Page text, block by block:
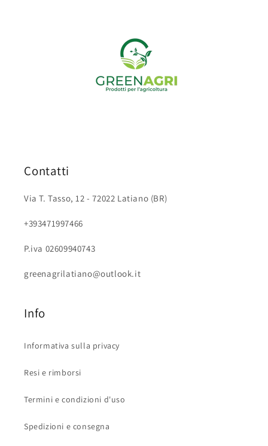
Contatti
Via T. Tasso, 12 - 72022 Latiano (BR)
+393471997466
P.iva 02609940743
greenagrilatiano@outlook.it
Info
Informativa sulla privacy
Resi e rimborsi
Termini e condizioni d'uso
Spedizioni e consegna